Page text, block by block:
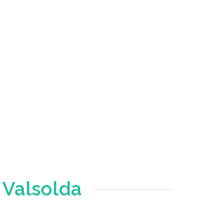
Valsolda